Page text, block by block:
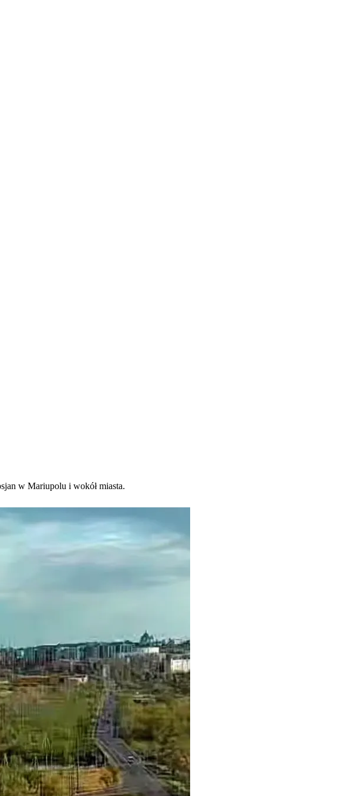
w Mariupolu i wokół miasta.